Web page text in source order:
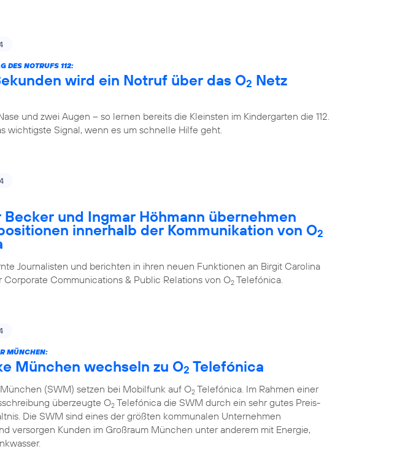
DES NOTRUFS 112:
wird ein Notruf über das O2 Netz
und zwei Augen – so lernen bereits die Kleinsten im Kindergarten die 112.
wichtigste Signal, wenn es um schnelle Hilfe geht.
Becker und Ingmar Höhmann übernehmen
innerhalb der Kommunikation von O2
Journalisten und berichten in ihren neuen Funktionen an Birgit Carolina
Corporate Communications & Public Relations von O2 Telefónica.
MÜNCHEN:
München wechseln zu O2 Telefónica
(SWM) setzen bei Mobilfunk auf O2 Telefónica. Im Rahmen einer
überzeugte O2 Telefónica die SWM durch ein sehr gutes Preis-
Die SWM sind eines der größten kommunalen Unternehmen
versorgen Kunden im Großraum München unter anderem mit Energie,